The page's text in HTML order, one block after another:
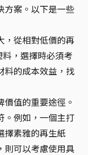
方案。以下是一些
，從相對低價的再
，選擇時必須考
料的成本效益，找
值的重要途徑。
。例如，一個主打
擇素雅的再生紙
則可以考慮使用具